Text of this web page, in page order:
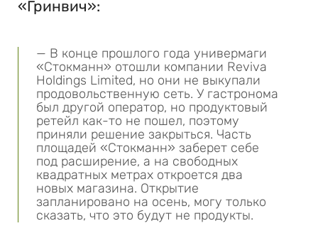
«Гринвич»:
— В конце прошлого года универмаги
«Стокманн» отошли компании Reviva
Holdings Limited, но они не выкупали
продовольственную сеть. У гастронома
был другой оператор, но продуктовый
ретейл как-то не пошел, поэтому
приняли решение закрыться. Часть
площадей «Стокманн» заберет себе
под расширение, а на свободных
квадратных метрах откроется два
новых магазина. Открытие
запланировано на осень, могу только
сказать, что это будут не продукты.